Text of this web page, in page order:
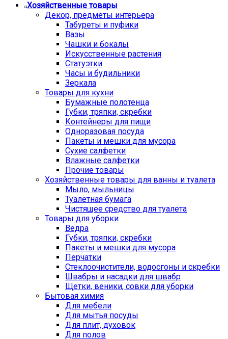
Хозяйственные товары
Декор, предметы интерьера
Табуреты и пуфики
Вазы
Чашки и бокалы
Искусственные растения
Статуэтки
Часы и будильники
Зеркала
Товары для кухни
Бумажные полотенца
Губки, тряпки, скребки
Контейнеры для пищи
Одноразовая посуда
Пакеты и мешки для мусора
Сухие салфетки
Влажные салфетки
Прочие товары
Хозяйственные товары для ванны и туалета
Мыло, мыльницы
Туалетная бумага
Чистящее средство для туалета
Товары для уборки
Ведра
Губки, тряпки, скребки
Пакеты и мешки для мусора
Перчатки
Стеклоочистители, водосгоны и скребки
Швабры и насадки для швабр
Щетки, веники, совки для уборки
Бытовая химия
Для мебели
Для мытья посуды
Для плит, духовок
Для полов